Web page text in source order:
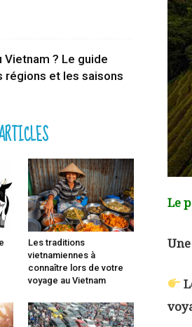
Le
Vietnam ? Le guide
régions et les saisons
Les traditions
vietnamiennes à
connaître lors de votre
voyage au Vietnam